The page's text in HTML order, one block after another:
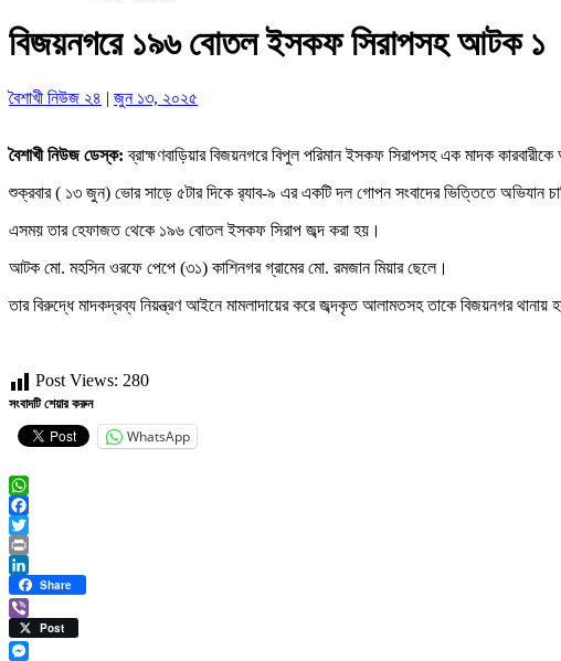
বিজয়নগরে ১৯৬ বোতল ইসকফ সিরাপসহ আটক ১
বৈশাখী নিউজ ২৪ | জুন ১৩, ২০২৫
বৈশাখী নিউজ ডেস্ক: ব্রাহ্মণবাড়িয়ার বিজয়নগরে বিপুল পরিমান ইসকফ সিরাপসহ এক মাদক
শুক্রবার ( ১৩ জুন) ভোর সাড়ে ৫টার দিকে র‌্যাব-৯ এর একটি দল গোপন সংবাদের ভিত্তিতে অভিযান
এসময় তার হেফাজত থেকে ১৯৬ বোতল ইসকফ সিরাপ জব্দ করা হয়।
আটক মো. মহসিন ওরফে পেপে (৩১) কাশিনগর গ্রামের মো. রমজান মিয়ার ছেলে।
তার বিরুদ্ধে মাদকদ্রব্য নিয়ন্ত্রণ আইনে মামলাদায়ের করে জব্দকৃত আলামতসহ তাকে বিজয়নগর থানায়
Post Views: 280
সংবাদটি শেয়ার করুন
WhatsApp
WhatsApp
Facebook
Twitter
Print
LinkedIn
Share
ViberPost